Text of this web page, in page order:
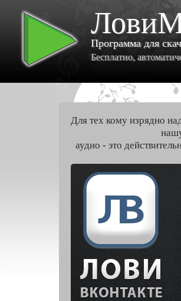
Программа для
Бесплатно,
Для тех кому изрядно
аудио - это